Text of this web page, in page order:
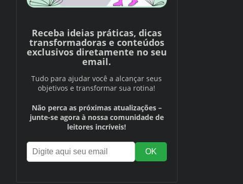
Receba ideias práticas, dicas
transformadoras e conteúdos
exclusivos diretamente no seu
email.
Tudo para ajudar você a alcançar seus
objetivos e transformar sua rotina!
Não perca as próximas atualizações –
junte-se agora à nossa comunidade de
leitores incríveis!